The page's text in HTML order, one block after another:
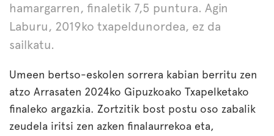
hamargarren, finaletik 7,5 puntura. Agin
Laburu, 2019ko txapeldunordea, ez da
sailkatu.
Umeen bertso-eskolen sorrera kabian berritu zen
atzo Arrasaten 2024ko Gipuzkoako Txapelketako
finaleko argazkia. Zortzitik bost postu oso zabalik
zeudela iritsi zen azken finalaurrekoa eta,